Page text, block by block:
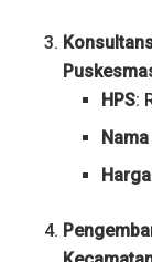
HPS: